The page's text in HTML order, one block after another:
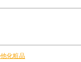
化粧品